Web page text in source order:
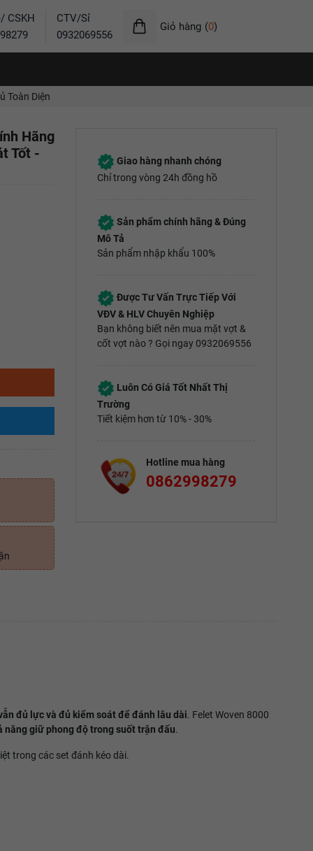
CSKH
CTV/Sỉ
0932069556
Giỏ hàng (0)
Toàn Diện
Hãng
Tốt -
Giao hàng nhanh chóng
Chỉ trong vòng 24h đồng hồ
Sản phẩm chính hãng & Đúng
Mô Tả
Sản phẩm nhập khẩu 100%
Được Tư Vấn Trực Tiếp Với
VĐV & HLV Chuyên Nghiệp
Bạn không biết nên mua mặt vợt &
cốt vợt nào ? Gọi ngay 0932069556
Luôn Có Giá Tốt Nhất Thị
Trường
Tiết kiệm hơn từ 10% - 30%
Hotline mua hàng
0862998279
đủ lực và đủ kiểm soát để đánh lâu dài. Felet Woven 8000
năng giữ phong độ trong suốt trận đấu.
trong các set đánh kéo dài.